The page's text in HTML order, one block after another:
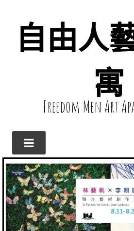
自由人
寓
Freedom Men Art